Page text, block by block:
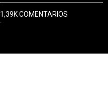
1,39K COMENTARIOS